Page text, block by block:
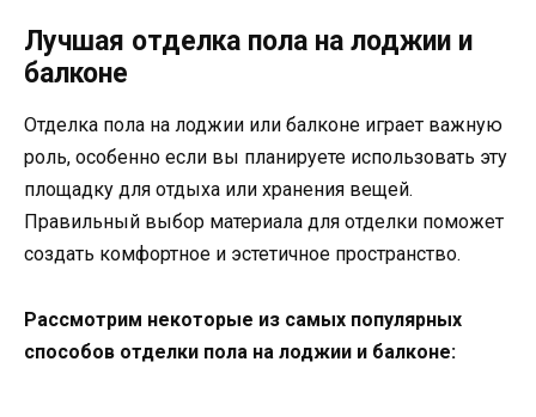
Лучшая отделка пола на лоджии и
балконе
Отделка пола на лоджии или балконе играет важную
роль, особенно если вы планируете использовать эту
площадку для отдыха или хранения вещей.
Правильный выбор материала для отделки поможет
создать комфортное и эстетичное пространство.
Рассмотрим некоторые из самых популярных
способов отделки пола на лоджии и балконе: